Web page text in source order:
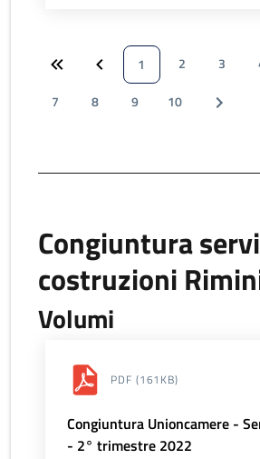
1 2 3
7
8 9 10
Congiuntura
costruzioni
Volumi
PDF (161KB)
Congiuntura Unioncamere -
- 2° trimestre 2022